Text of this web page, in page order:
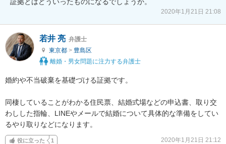
2020年1月21日 21:08
若井 亮 弁護士
東京都 > 豊島区
離婚・男女問題に注力する弁護士
婚約や不当破棄を基礎づける証拠です。
同棲していることがわかる住民票、結婚式場などの申込書、取り交
わしした指輪、LINEやメールで結婚について具体的な準備をしてい
るやり取りなどになります。
役に立った 1 2020年1月21日 21:12